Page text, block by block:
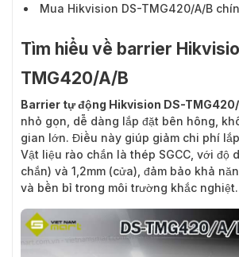
Mua Hikvision DS-TMG420/A/B
Tìm hiểu về barrier
TMG420/A/B
Barrier tự động Hikvision DS-
nhỏ gọn, dễ dàng lắp đặt bên hông,
gian lớn. Điều này giúp giảm chi phí
Vật liệu rào chắn là thép SGCC, với độ
chắn) và 1,2mm (cửa), đảm bảo khả
và bền bỉ trong môi trường khắc nghiệt.